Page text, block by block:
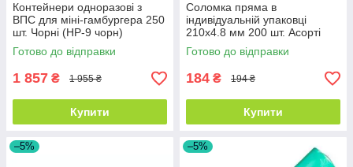
Контейнери одноразові з
ВПС для міні-гамбургера 250
шт. Чорні (HP-9 чорн)
Готово до відправки
1 857 ₴ 1 955 ₴
Купити
Соломка пряма в
індивідуальній упаковці
210х4.8 мм 200 шт. Асорті
(03-0219)
Готово до відправки
184 ₴ 194 ₴
Купити
–5% –5%